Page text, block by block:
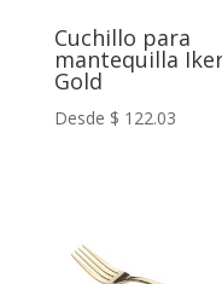
Cuchillo para
mantequilla
Gold
Desde $ 122.03